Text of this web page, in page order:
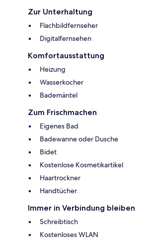
Zur Unterhaltung
Flachbildfernseher
Digitalfernsehen
Komfortausstattung
Heizung
Wasserkocher
Bademäntel
Zum Frischmachen
Eigenes Bad
Badewanne oder Dusche
Bidet
Kostenlose Kosmetikartikel
Haartrockner
Handtücher
Immer in Verbindung bleiben
Schreibtisch
Kostenloses WLAN